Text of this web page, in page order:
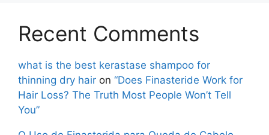
Recent Comments
what is the best kerastase shampoo for
thinning dry hair on “Does Finasteride Work for
Hair Loss? The Truth Most People Won’t Tell
You”